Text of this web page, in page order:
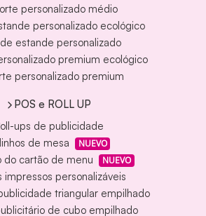
personalizado médio
personalizado ecológico
estande personalizado
premium ecológico
personalizado premium
POS e ROLL UP
ups de publicidade
de mesa
NUEVO
do cartão de menu NUEVO
impressos personalizáveis
triangular empilhado
de cubo empilhado